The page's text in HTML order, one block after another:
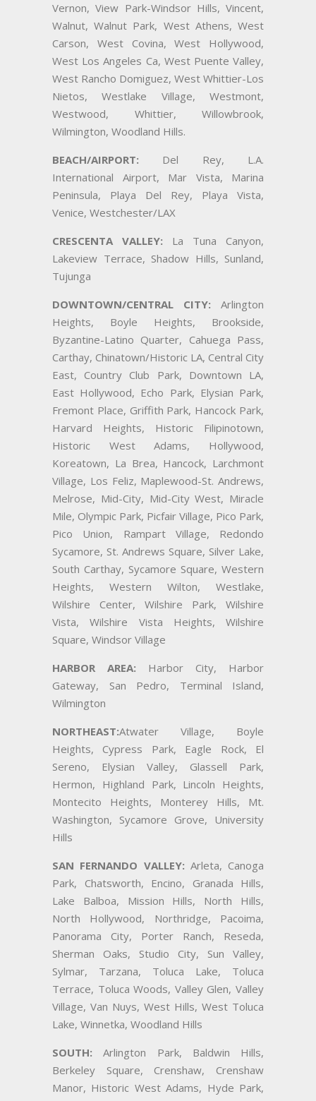
Vernon, View Park-Windsor Hills, Vincent,
Walnut, Walnut Park, West Athens, West
Carson, West Covina, West Hollywood,
West Los Angeles Ca, West Puente Valley,
West Rancho Domiguez, West Whittier-Los
Nietos, Westlake Village, Westmont,
Westwood, Whittier, Willowbrook,
Wilmington, Woodland Hills.
BEACH/AIRPORT: Del Rey, L.A.
International Airport, Mar Vista, Marina
Peninsula, Playa Del Rey, Playa Vista,
Venice, Westchester/LAX
CRESCENTA VALLEY: La Tuna Canyon,
Lakeview Terrace, Shadow Hills, Sunland,
Tujunga
DOWNTOWN/CENTRAL CITY: Arlington
Heights, Boyle Heights, Brookside,
Byzantine-Latino Quarter, Cahuega Pass,
Carthay, Chinatown/Historic LA, Central City
East, Country Club Park, Downtown LA,
East Hollywood, Echo Park, Elysian Park,
Fremont Place, Griffith Park, Hancock Park,
Harvard Heights, Historic Filipinotown,
Historic West Adams, Hollywood,
Koreatown, La Brea, Hancock, Larchmont
Village, Los Feliz, Maplewood-St. Andrews,
Melrose, Mid-City, Mid-City West, Miracle
Mile, Olympic Park, Picfair Village, Pico Park,
Pico Union, Rampart Village, Redondo
Sycamore, St. Andrews Square, Silver Lake,
South Carthay, Sycamore Square, Western
Heights, Western Wilton, Westlake,
Wilshire Center, Wilshire Park, Wilshire
Vista, Wilshire Vista Heights, Wilshire
Square, Windsor Village
HARBOR AREA: Harbor City, Harbor
Gateway, San Pedro, Terminal Island,
Wilmington
NORTHEAST:Atwater Village, Boyle
Heights, Cypress Park, Eagle Rock, El
Sereno, Elysian Valley, Glassell Park,
Hermon, Highland Park, Lincoln Heights,
Montecito Heights, Monterey Hills, Mt.
Washington, Sycamore Grove, University
Hills
SAN FERNANDO VALLEY: Arleta, Canoga
Park, Chatsworth, Encino, Granada Hills,
Lake Balboa, Mission Hills, North Hills,
North Hollywood, Northridge, Pacoima,
Panorama City, Porter Ranch, Reseda,
Sherman Oaks, Studio City, Sun Valley,
Sylmar, Tarzana, Toluca Lake, Toluca
Terrace, Toluca Woods, Valley Glen, Valley
Village, Van Nuys, West Hills, West Toluca
Lake, Winnetka, Woodland Hills
SOUTH: Arlington Park, Baldwin Hills,
Berkeley Square, Crenshaw, Crenshaw
Manor, Historic West Adams, Hyde Park,